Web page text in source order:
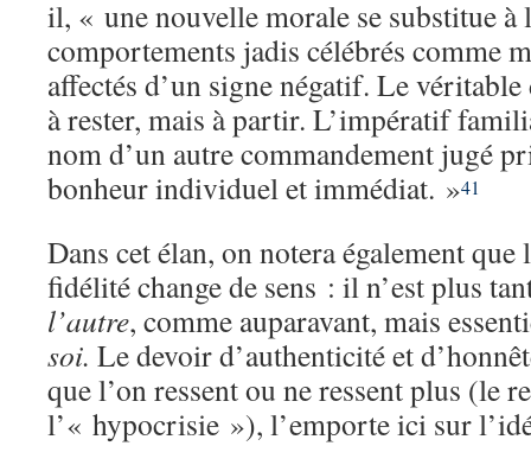
il, « une nouvelle morale se substitue à
comportements jadis célébrés comme
affectés d’un signe négatif. Le
à rester, mais à partir. L’impératif
nom d’un autre commandement jugé
bonheur individuel et immédiat. »41
Dans cet élan, on notera également
fidélité change de sens : il n’est plus
l’autre, comme auparavant, mais
soi. Le devoir d’authenticité et
que l’on ressent ou ne ressent plus (le
l’« hypocrisie »), l’emporte ici sur